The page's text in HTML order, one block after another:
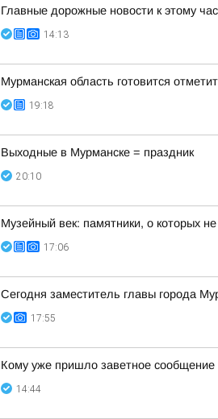
Главные дорожные новости к этому
14:13
Мурманская область готовится
19:18
Выходные в Мурманске = праздник
20:10
Музейный век: памятники, о которых
17:06
Сегодня заместитель главы города
17:55
Кому уже пришло заветное сообщение
14:44